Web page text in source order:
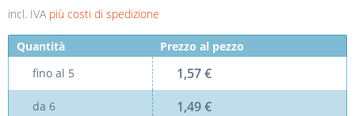
incl. IVA più costi di spedizione
Quantità
Prezzo al pezzo
fino al 5 1,57 €
da 6 1,49 €